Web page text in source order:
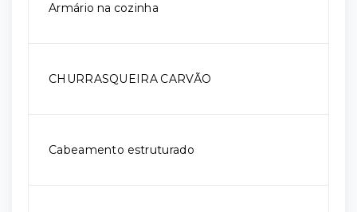
Armário na cozinha
CHURRASQUEIRA CARVÃO
Cabeamento estruturado